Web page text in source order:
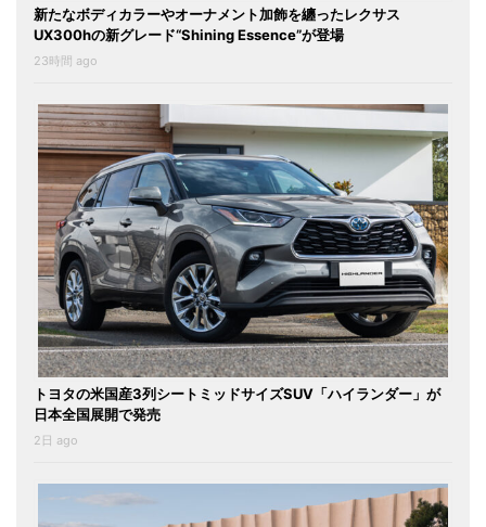
新たなボディカラーやオーナメント加飾を纏ったレクサス
UX300hの新グレード“Shining Essence”が登場
23時間 ago
トヨタの米国産3列シートミッドサイズSUV「ハイランダー」が
日本全国展開で発売
2日 ago